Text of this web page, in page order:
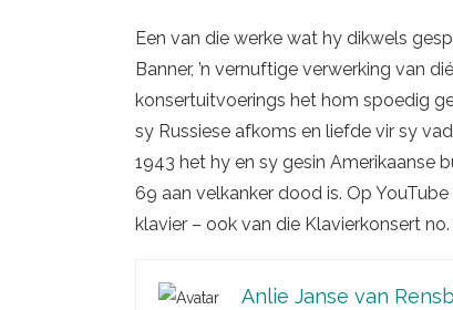
Een van die werke wat hy dikwels
Banner, ’n vernuftige verwerking van
konsertuitvoerings het hom spoedig
sy Russiese afkoms en liefde vir sy
1943 het hy en sy gesin Amerikaanse
69 aan velkanker dood is. Op
klavier – ook van die Klavierkonsert no.
Anlie Janse van